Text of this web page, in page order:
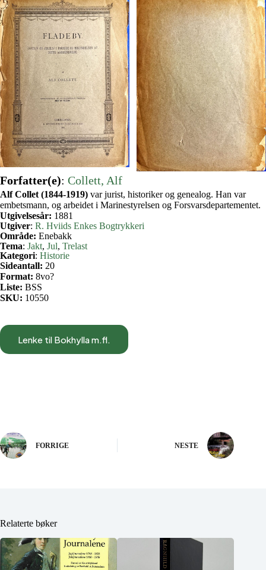
Forfatter(e): Collett, Alf
Alf Collet (1844-1919) var jurist, historiker og genealog. Han var
embetsmann, og arbeidet i Marinestyrelsen og Forsvarsdepartementet.
Utgivelsesår: 1881
Utgiver: R. Hviids Enkes Bogtrykkeri
Område: Enebakk
Tema: Jakt, Jul, Trelast
Kategori: Historie
Sideantall: 20
Format: 8vo?
Liste: BSS
SKU: 10550
Lenke til Bokhylla m.fl.
FORRIGE NESTE
Relaterte bøker